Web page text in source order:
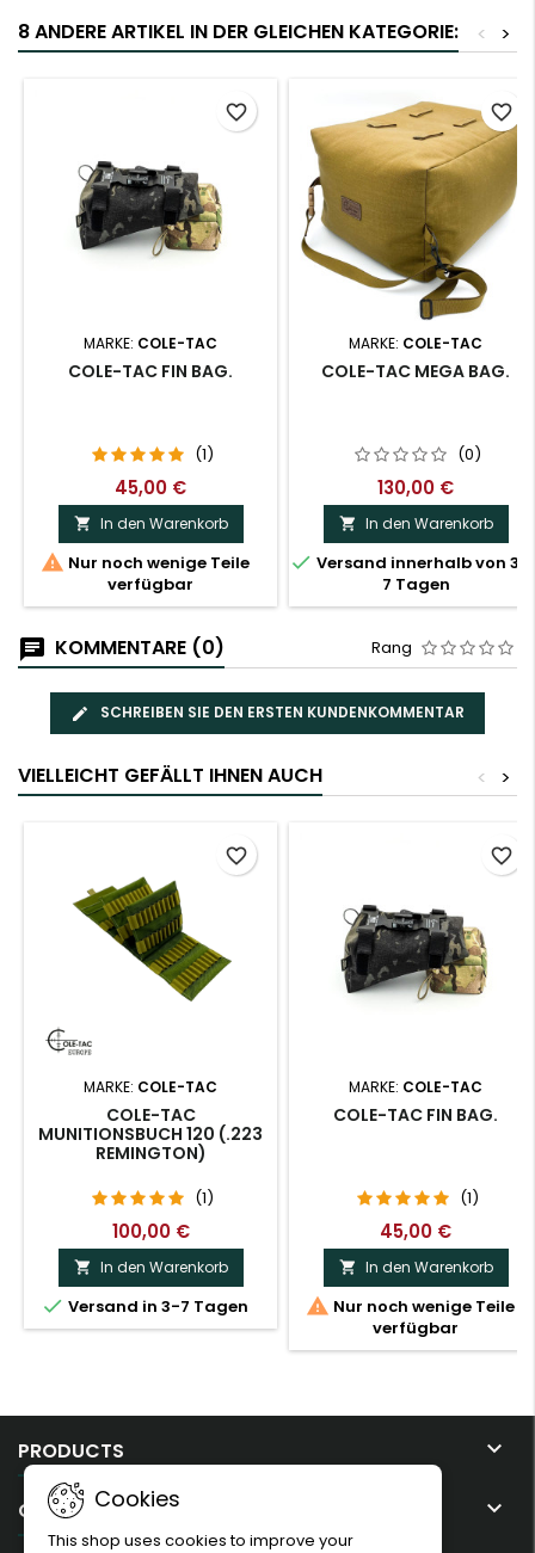
8 ANDERE ARTIKEL IN DER GLEICHEN KATEGORIE: >
<
MARKE: COLE-TAC
COLE-TAC FIN BAG.
(1)
45,00 €
 In den Warenkorb
 Nur noch wenige Teile
verfügbar
favorite_border
MARKE: COLE-TAC
COLE-TAC MEGA BAG.
(0)
130,00 €
 In den Warenkorb
 Versand innerhalb von 3–
7 Tagen
favorite_border
KOMMENTARE (0) Rang
SCHREIBEN SIE DEN ERSTEN KUNDENKOMMENTAR
VIELLEICHT GEFÄLLT IHNEN AUCH >
<
MARKE: COLE-TAC
COLE-TAC
MUNITIONSBUCH 120 (.223
REMINGTON)
(1)
100,00 €
 In den Warenkorb
 Versand in 3-7 Tagen
favorite_border
MARKE: COLE-TAC
COLE-TAC FIN BAG.
(1)
45,00 €
 In den Warenkorb
 Nur noch wenige Teile
verfügbar
favorite_border
PRODUCTS 
OUR COMPANY 
Cookies
This shop uses cookies to improve your